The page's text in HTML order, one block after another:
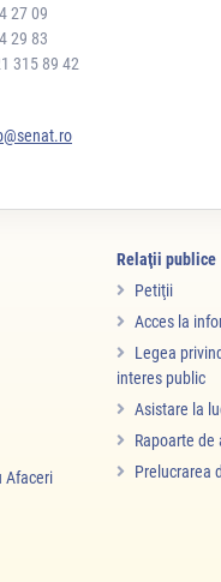
27 09
29 83
315 89 42
Afaceri
Relaţii publice
Petiţii
Acces la
Legea
interes public
Asistare la
Rapoarte de
Prelucrarea